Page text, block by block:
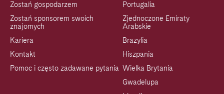
Zostań gospodarzem
Zostań sponsorem swoich
znajomych
Kariera
Kontakt
Pomoc i często zadawane pytania
Portugalia
Zjednoczone Emiraty
Arabskie
Brazylia
Hiszpania
Wielka Brytania
Gwadelupa